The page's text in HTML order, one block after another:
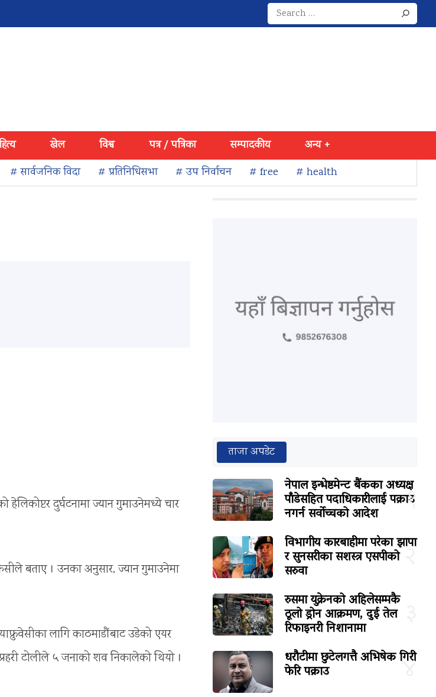
Search
for:
खेल विश्व पत्र / पत्रिका सम्पादकीय
अन्य +
# सार्वजनिक विदा # प्रतिनिधिसभा # उप निर्वाचन # free # health
हेलिकोप्टर दुर्घटनामा ज्यान गुमाउनेमध्ये चार
बताए । उनका अनुसार, ज्यान गुमाउनेमा
लागि काठमाडौंबाट उडेको एयर
टोलीले ५ जनाको शव निकालेको थियो ।
ताजा अपडेट
१
नेपाल इन्भेष्टमेन्ट बैंकका अध्यक्ष
पाँडेसहित पदाधिकारीलाई पक्राउ
नगर्न सर्वोच्चको आदेश
२
विभागीय कारबाहीमा परेका झापा
र सुनसरीका सशस्त्र एसपीको
सरुवा
रुसमा युक्रेनको अहिलेसम्मकै
ठूलो ड्रोन आक्रमण, दुई तेल
रिफाइनरी निशानामा
४
धरौटीमा छुटेलगत्तै अभिषेक गिरी
फेरि पक्राउ